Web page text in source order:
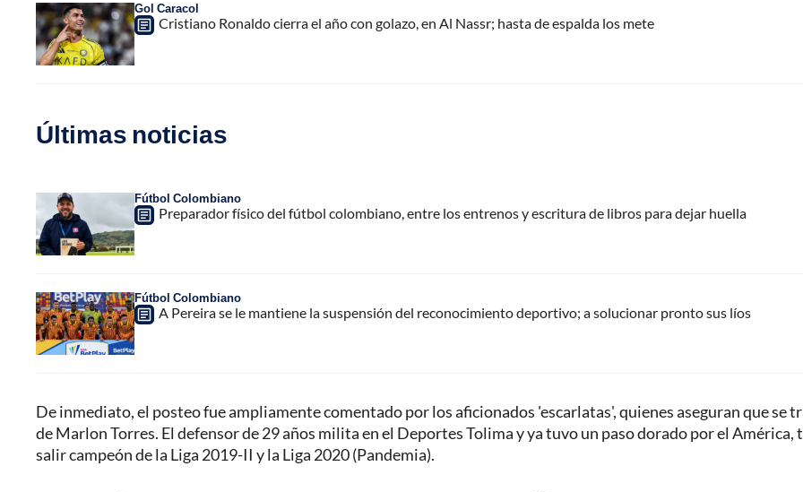
Gol Caracol
Cristiano Ronaldo cierra el año con golazo, en Al Nassr; hasta de espalda los mete
Últimas noticias
Fútbol Colombiano
Preparador físico del fútbol colombiano, entre los entrenos y escritura de libros para dejar huella
Fútbol Colombiano
A Pereira se le mantiene la suspensión del reconocimiento deportivo; a solucionar pronto sus líos
De inmediato, el posteo fue ampliamente comentado por los aficionados 'escarlatas', quienes aseguran que se
de Marlon Torres. El defensor de 29 años milita en el Deportes Tolima y ya tuvo un paso dorado por el América,
salir campeón de la Liga 2019-II y la Liga 2020 (Pandemia).